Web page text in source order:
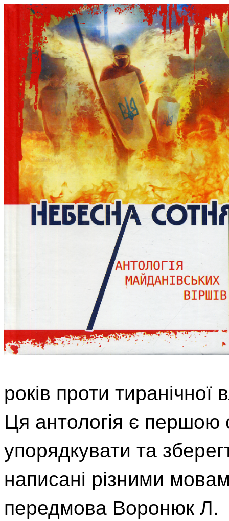
років проти
Ця антологія є першою
упорядкувати та
написані різними
передмова Воронюк Л.